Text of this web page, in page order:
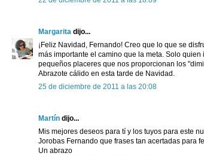
Margarita dijo...
¡Feliz Navidad, Fernando! Creo que lo que se
más importante el camino que la meta. Solo
pequeños placeres que nos proporcionan los
Abrazote cálido en esta tarde de Navidad.
25 de diciembre de 2011 a las 20:08
Martín dijo...
Mis mejores deseos para tí y los tuyos para este
Jorobas Fernando que frases tan acertadas para
Un abrazo